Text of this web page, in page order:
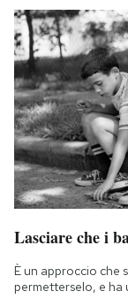
Lasciare che i
È un approccio che
permetterselo, e ha